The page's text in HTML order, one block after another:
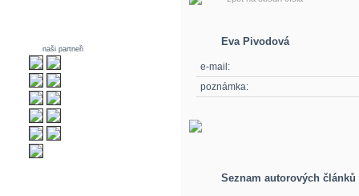
naši partneři
Eva Pivodová
e-mail:
poznámka:
Seznam autorových článků